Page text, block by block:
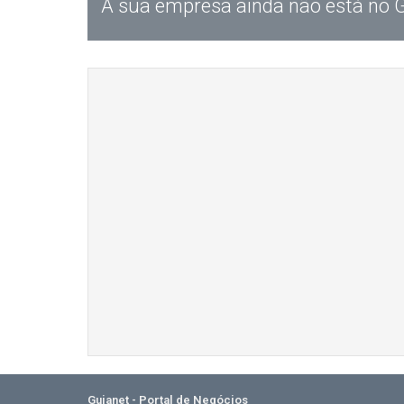
A sua empresa ainda não está no
Guianet - Portal de Negócios